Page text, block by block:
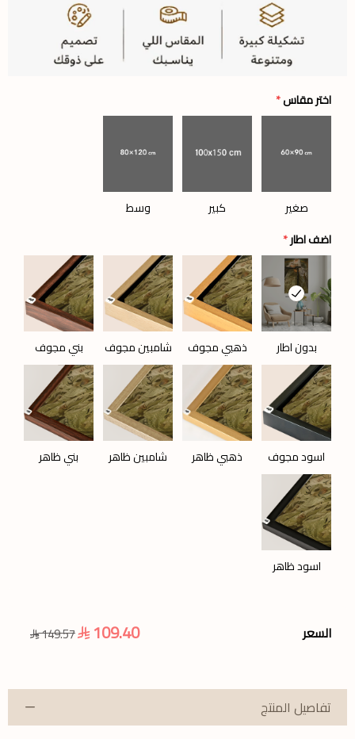
اختر مقاس*
صغير كبير
وسط
اضف اطار*
بدون اطار ذهبي مجوف شامبين مجوف بني مجوف
اسود مجوف ذهبي ظاهر شامبين ظاهر بني ظاهر
اسود ظاهر
السعر 109.40
149.57
تفاصيل المنتج